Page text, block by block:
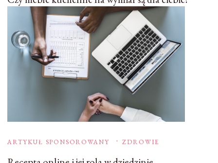
ARTYKUŁ SPONSOROWANY ZDROWIE